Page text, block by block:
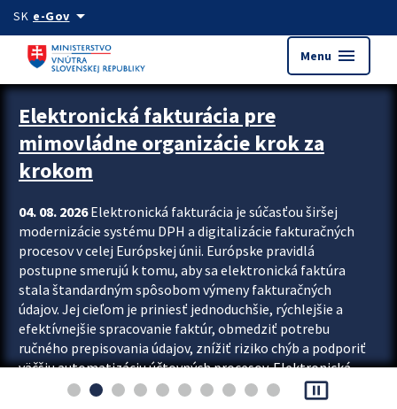
Preskocit na hlavný obsah
SK e-Govarrow_drop_down
Menu menu
Zastavit automatický posun upútavok
Elektronická fakturácia pre
mimovládne organizácie krok za
krokom
04. 08. 2026Elektronická fakturácia je súčasťou širšej
modernizácie systému DPH a digitalizácie fakturačných
procesov v celej Európskej únii. Európske pravidlá
postupne smerujú k tomu, aby sa elektronická faktúra
stala štandardným spôsobom výmeny fakturačných
údajov. Jej cieľom je priniesť jednoduchšie, rýchlejšie a
efektívnejšie spracovanie faktúr, obmedziť potrebu
ručného prepisovania údajov, znížiť riziko chýb a podporiť
väčšiu automatizáciu účtovných procesov. Elektronická
fakturácia preto nepredstavuje...
pause_presentation